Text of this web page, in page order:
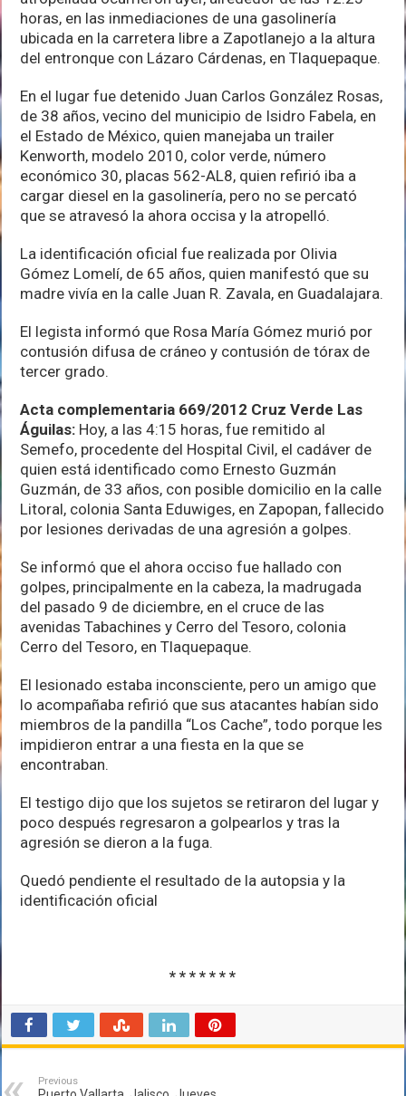
horas, en las inmediaciones de una gasolinería
ubicada en la carretera libre a Zapotlanejo a la altura
del entronque con Lázaro Cárdenas, en Tlaquepaque.
En el lugar fue detenido Juan Carlos González Rosas,
de 38 años, vecino del municipio de Isidro Fabela, en
el Estado de México, quien manejaba un trailer
Kenworth, modelo 2010, color verde, número
económico 30, placas 562-AL8, quien refirió iba a
cargar diesel en la gasolinería, pero no se percató
que se atravesó la ahora occisa y la atropelló.
La identificación oficial fue realizada por Olivia
Gómez Lomelí, de 65 años, quien manifestó que su
madre vivía en la calle Juan R. Zavala, en Guadalajara.
El legista informó que Rosa María Gómez murió por
contusión difusa de cráneo y contusión de tórax de
tercer grado.
Acta complementaria 669/2012 Cruz Verde Las
Águilas: Hoy, a las 4:15 horas, fue remitido al
Semefo, procedente del Hospital Civil, el cadáver de
quien está identificado como Ernesto Guzmán
Guzmán, de 33 años, con posible domicilio en la calle
Litoral, colonia Santa Eduwiges, en Zapopan, fallecido
por lesiones derivadas de una agresión a golpes.
Se informó que el ahora occiso fue hallado con
golpes, principalmente en la cabeza, la madrugada
del pasado 9 de diciembre, en el cruce de las
avenidas Tabachines y Cerro del Tesoro, colonia
Cerro del Tesoro, en Tlaquepaque.
El lesionado estaba inconsciente, pero un amigo que
lo acompañaba refirió que sus atacantes habían sido
miembros de la pandilla “Los Cache”, todo porque les
impidieron entrar a una fiesta en la que se
encontraban.
El testigo dijo que los sujetos se retiraron del lugar y
poco después regresaron a golpearlos y tras la
agresión se dieron a la fuga.
Quedó pendiente el resultado de la autopsia y la
identificación oficial
* * * * * * *
Previous